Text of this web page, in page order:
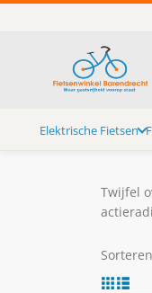
Elektrische Fietsen
Twijfel